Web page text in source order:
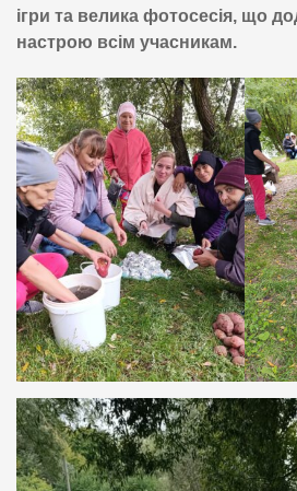
ігри та велика фотосесія, що
настрою всім учасникам.